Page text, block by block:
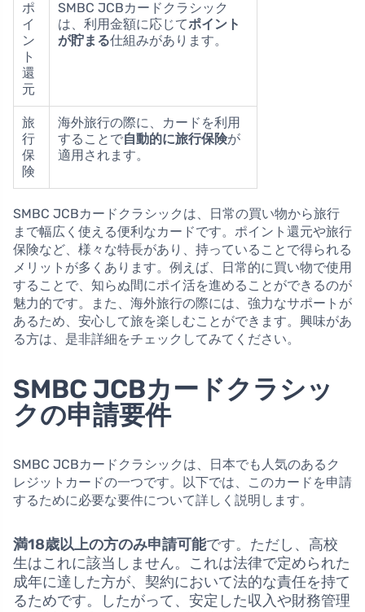
ポ
イ
ン
ト
還
元
SMBC JCBカードクラシック
は、利用金額に応じてポイント
が貯まる仕組みがあります。
旅
行
保
険
海外旅行の際に、カードを利用
することで自動的に旅行保険が
適用されます。
SMBC JCBカードクラシックは、日常の買い物から旅行
まで幅広く使える便利なカードです。ポイント還元や旅行
保険など、様々な特長があり、持っていることで得られる
メリットが多くあります。例えば、日常的に買い物で使用
することで、知らぬ間にポイ活を進めることができるのが
魅力的です。また、海外旅行の際には、強力なサポートが
あるため、安心して旅を楽しむことができます。興味があ
る方は、是非詳細をチェックしてみてください。
SMBC JCBカードクラシッ
クの申請要件
SMBC JCBカードクラシックは、日本でも人気のあるク
レジットカードの一つです。以下では、このカードを申請
するために必要な要件について詳しく説明します。
満18歳以上の方のみ申請可能です。ただし、高校
生はこれに該当しません。これは法律で定められた
成年に達した方が、契約において法的な責任を持て
るためです。したがって、安定した収入や財務管理